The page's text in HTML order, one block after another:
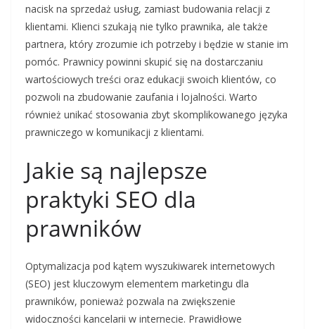
nacisk na sprzedaż usług, zamiast budowania relacji z
klientami. Klienci szukają nie tylko prawnika, ale także
partnera, który zrozumie ich potrzeby i będzie w stanie im
pomóc. Prawnicy powinni skupić się na dostarczaniu
wartościowych treści oraz edukacji swoich klientów, co
pozwoli na zbudowanie zaufania i lojalności. Warto
również unikać stosowania zbyt skomplikowanego języka
prawniczego w komunikacji z klientami.
Jakie są najlepsze
praktyki SEO dla
prawników
Optymalizacja pod kątem wyszukiwarek internetowych
(SEO) jest kluczowym elementem marketingu dla
prawników, ponieważ pozwala na zwiększenie
widoczności kancelarii w internecie. Prawidłowe